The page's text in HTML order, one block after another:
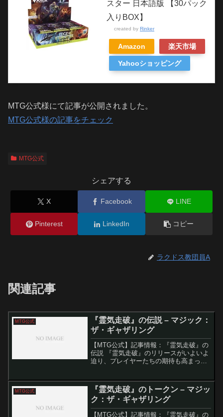
スター 日本語版 【30パック
入りBOX】
created by Rinker
Amazon 楽天市場
Yahooショッピング
MTG公式様にて記事が公開されました。
MTG公式様の記事をチェック
MTG公式
シェアする
X Facebook LINE
Pinterest LinkedIn コピー
ラクドス教団員A
関連記事
MTG公式
『霊気走破』の伝説 – マジック：
ザ・ギャザリング
【MTG公式】記事情報：『霊気走破』の
伝説 『霊気走破』のリリースがいよいよ
迫り、プレイヤーたちの期待も高まって
プール・グランプリ」があり、10のチー
ムが神秘的な「霊気...
MTG公式
『霊気走破』のトークン – マジッ
ク：ザ・ギャザリング
【MTG公式】記事情報：『霊気走破』の